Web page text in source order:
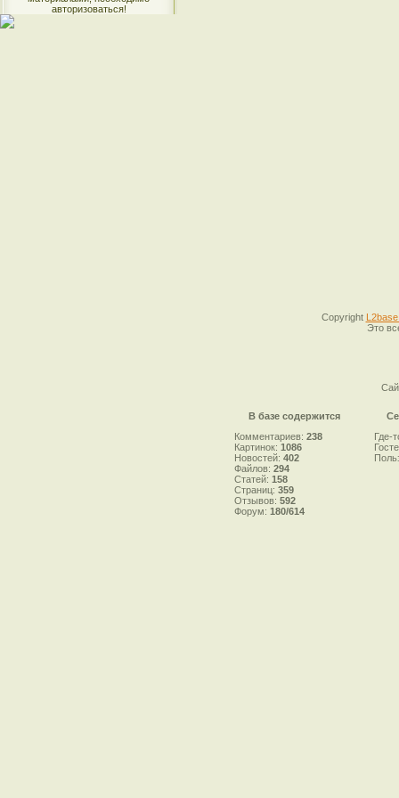
авторизоваться!
Copyright
Это
В базе содержится
Комментариев: 238
Картинок: 1086
Новостей: 402
Файлов: 294
Статей: 158
Страниц: 359
Отзывов: 592
Форум: 180/614
Где-